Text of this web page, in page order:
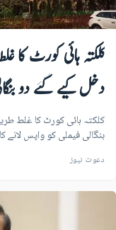
کلکتہ ہائی کورٹ
دخل کیے گئے دو
کلکتہ ہائی کورٹ کا غلط
بنگالی فیملی کو واپس لانے
دعوت نیوز